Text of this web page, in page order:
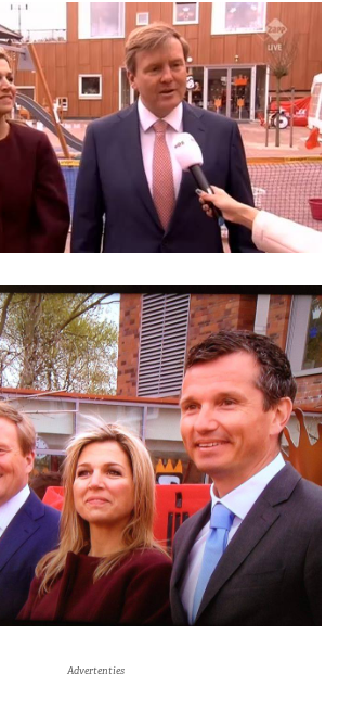
Advertenties